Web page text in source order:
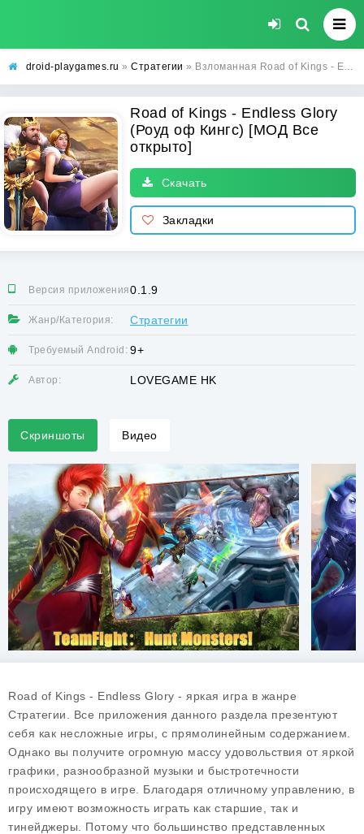
droid-playgames.ru » Стратегии » Взломанная Road of Kings - Endless Glory (Роуд оф Кингс) [МОД Все открыто] - стабильная версия apk на Андроид
Road of Kings - Endless Glory
(Роуд оф Кингс) [МОД Все
открыто]
Скачать
Закладки
Версия приложения:0.1.9
Жанр/Категория: Стратегии
Требуемый Android: 9+
Автор: LOVEGAME HK
Скриншоты Видео
Road of Kings - Endless Glory - яркая игра в жанре
Стратегии. Все приложения данного раздела презентуют
себя как несложные игры, с прямолинейным содержанием.
Однако вы получите огромную массу удовольствия от яркой
графики, разнообразной музыки и быстротечности
происходящего в игре. Благодаря отличному управлению, в
игру имеют возможность играть как старшие, так и
тинейджеры. Потому что большинство представленных